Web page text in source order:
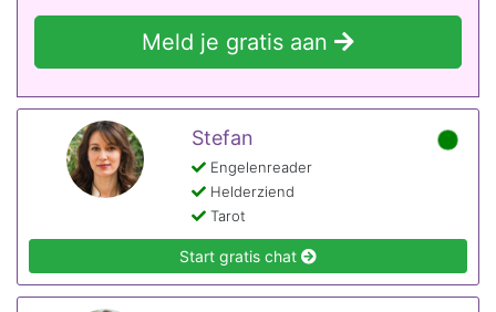
Meld je gratis aan
Stefan
Engelenreader
Helderziend
Tarot
Start gratis chat